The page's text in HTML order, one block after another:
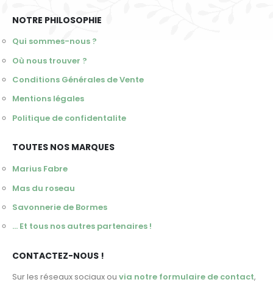
NOTRE PHILOSOPHIE
Qui sommes-nous ?
Où nous trouver ?
Conditions Générales de Vente
Mentions légales
Politique de confidentalite
TOUTES NOS MARQUES
Marius Fabre
Mas du roseau
Savonnerie de Bormes
... Et tous nos autres partenaires !
CONTACTEZ-NOUS !
Sur les réseaux sociaux ou via notre formulaire de contact,